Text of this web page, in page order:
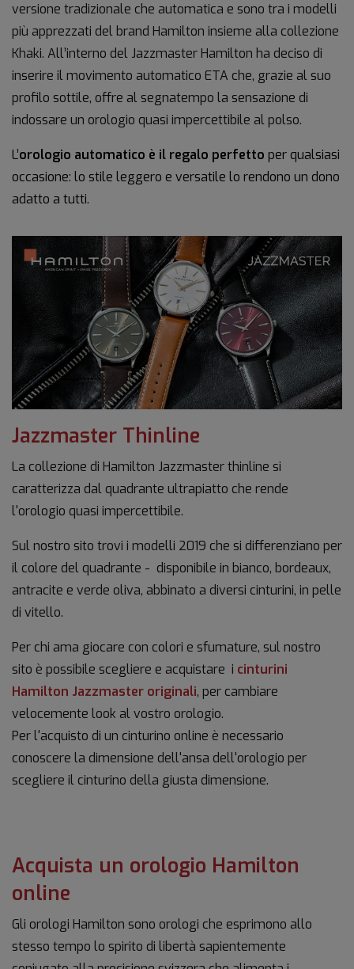
versione tradizionale che automatica e sono tra i modelli
più apprezzati del brand Hamilton insieme alla collezione
Khaki. All’interno del Jazzmaster Hamilton ha deciso di
inserire il movimento automatico ETA che, grazie al suo
profilo sottile, offre al segnatempo la sensazione di
indossare un orologio quasi impercettibile al polso.
L’orologio automatico è il regalo perfetto per qualsiasi
occasione: lo stile leggero e versatile lo rendono un dono
adatto a tutti.
Jazzmaster Thinline
La collezione di Hamilton Jazzmaster thinline si
caratterizza dal quadrante ultrapiatto che rende
l'orologio quasi impercettibile.
Sul nostro sito trovi i modelli 2019 che si differenziano per
il colore del quadrante - disponibile in bianco, bordeaux,
antracite e verde oliva, abbinato a diversi cinturini, in pelle
di vitello.
Per chi ama giocare con colori e sfumature, sul nostro
sito è possibile scegliere e acquistare i cinturini
Hamilton Jazzmaster originali, per cambiare
velocemente look al vostro orologio.
Per l'acquisto di un cinturino online è necessario
conoscere la dimensione dell'ansa dell'orologio per
scegliere il cinturino della giusta dimensione.
Acquista un orologio Hamilton
online
Gli orologi Hamilton sono orologi che esprimono allo
stesso tempo lo spirito di libertà sapientemente